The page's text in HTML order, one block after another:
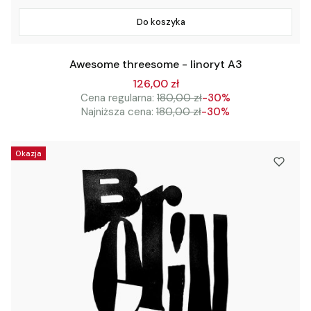
Do koszyka
Awesome threesome - linoryt A3
126,00 zł
Cena regularna: 180,00 zł-30%
Najniższa cena: 180,00 zł-30%
Okazja